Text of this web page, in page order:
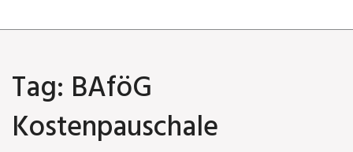
Tag: BAföG
Kostenpauschale